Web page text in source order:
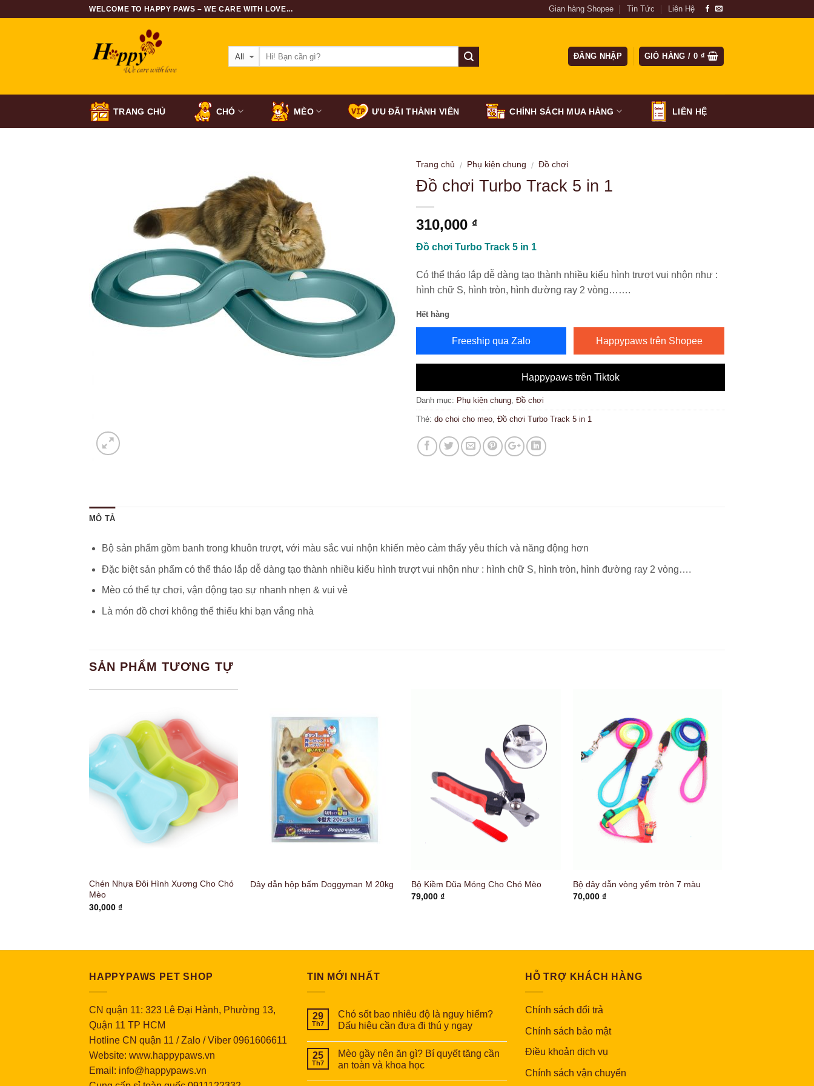
WELCOME TO HAPPY PAWS – WE CARE WITH LOVE... Gian hàng Shopee Tin Tức Liên Hệ
ĐĂNG NHẬP GIỎ HÀNG / 0 ₫
TRANG CHỦ CHÓ MÈO ƯU ĐÃI THÀNH VIÊN CHÍNH SÁCH MUA HÀNG LIÊN HỆ
Trang chủ / Phụ kiện chung / Đồ chơi
Đồ chơi Turbo Track 5 in 1
310,000 ₫
Đồ chơi Turbo Track 5 in 1
Có thể tháo lắp dễ dàng tạo thành nhiều kiểu hình trượt vui nhộn như :
hình chữ S, hình tròn, hình đường ray 2 vòng…….
Hết hàng
Freeship qua Zalo Happypaws trên Shopee
Happypaws trên Tiktok
Danh mục: Phụ kiện chung, Đồ chơi
Thẻ: do choi cho meo, Đồ chơi Turbo Track 5 in 1
MÔ TẢ
Bộ sản phẩm gồm banh trong khuôn trượt, với màu sắc vui nhộn khiến mèo cảm thấy yêu thích và năng động hơn
Đặc biệt sản phẩm có thể tháo lắp dễ dàng tạo thành nhiều kiểu hình trượt vui nhộn như : hình chữ S, hình tròn, hình đường ray 2 vòng….
Mèo có thể tự chơi, vận động tạo sự nhanh nhẹn & vui vẻ
Là món đồ chơi không thể thiếu khi bạn vắng nhà
SẢN PHẨM TƯƠNG TỰ
Chén Nhựa Đôi Hình Xương Cho Chó
Mèo
30,000 ₫
Dây dẫn hộp bấm Doggyman M 20kg
Bộ Kiềm Dũa Móng Cho Chó Mèo
79,000₫
Bộ dây dẫn vòng yếm tròn 7 màu
70,000 ₫
HAPPYPAWS PET SHOP
CN quận 11: 323 Lê Đại Hành, Phường 13,
Quận 11 TP HCM
Hotline CN quận 11 / Zalo / Viber 0961606611
Website: www.happypaws.vn
Email: info@happypaws.vn
TIN MỚI NHẤT
29
Th7
Chó sốt bao nhiêu độ là nguy hiểm?
Dấu hiệu cần đưa đi thú y ngay
25
Th7
Mèo gầy nên ăn gì? Bí quyết tăng cần
an toàn và khoa học
HỖ TRỢ KHÁCH HÀNG
Chính sách đổi trả
Chính sách bảo mật
Điều khoản dịch vụ
Chính sách vận chuyển